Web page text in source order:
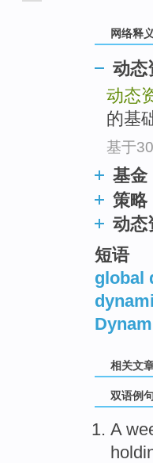
网络释义
动态
动态
的基
基于
基金
策略
动态
短语
global
相关文
双语例句
A